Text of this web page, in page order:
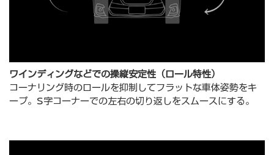
ワインディングなどでの操縦安定性（ロール特性）
コーナリング時のロールを抑制してフラットな⾞体姿勢をキ
ープ。S字コーナーでの左右の切り返しをスムースにする。